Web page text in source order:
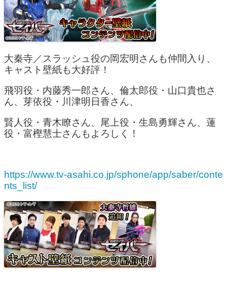
大秦寺／スラッシュ役の岡宏明さんも仲間入り、
キャスト壁紙も大好評！
飛羽役・内藤秀一郎さん、倫太郎役・山口貴也さ
ん、芽依役・川津明日香さん、
賢人役・青木瞭さん、尾上役・生島勇輝さん、蓮
役・富樫慧士さんもよろしく！
https://www.tv-asahi.co.jp/sphone/app/saber/conte
nts_list/